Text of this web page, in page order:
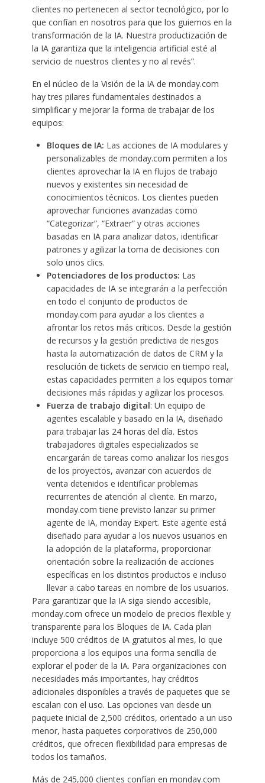
clientes no pertenecen al sector tecnológico, por lo
que confían en nosotros para que los guiemos en la
transformación de la IA. Nuestra productización de
la IA garantiza que la inteligencia artificial esté al
servicio de nuestros clientes y no al revés”.
En el núcleo de la Visión de la IA de monday.com
hay tres pilares fundamentales destinados a
simplificar y mejorar la forma de trabajar de los
equipos:
Bloques de IA: Las acciones de IA modulares y
personalizables de monday.com permiten a los
clientes aprovechar la IA en flujos de trabajo
nuevos y existentes sin necesidad de
conocimientos técnicos. Los clientes pueden
aprovechar funciones avanzadas como
“Categorizar”, “Extraer” y otras acciones
basadas en IA para analizar datos, identificar
patrones y agilizar la toma de decisiones con
solo unos clics.
Potenciadores de los productos: Las
capacidades de IA se integrarán a la perfección
en todo el conjunto de productos de
monday.com para ayudar a los clientes a
afrontar los retos más críticos. Desde la gestión
de recursos y la gestión predictiva de riesgos
hasta la automatización de datos de CRM y la
resolución de tickets de servicio en tiempo real,
estas capacidades permiten a los equipos tomar
decisiones más rápidas y agilizar los procesos.
Fuerza de trabajo digital: Un equipo de
agentes escalable y basado en la IA, diseñado
para trabajar las 24 horas del día. Estos
trabajadores digitales especializados se
encargarán de tareas como analizar los riesgos
de los proyectos, avanzar con acuerdos de
venta detenidos e identificar problemas
recurrentes de atención al cliente. En marzo,
monday.com tiene previsto lanzar su primer
agente de IA, monday Expert. Este agente está
diseñado para ayudar a los nuevos usuarios en
la adopción de la plataforma, proporcionar
orientación sobre la realización de acciones
específicas en los distintos productos e incluso
llevar a cabo tareas en nombre de los usuarios.
Para garantizar que la IA siga siendo accesible,
monday.com ofrece un modelo de precios flexible y
transparente para los Bloques de IA. Cada plan
incluye 500 créditos de IA gratuitos al mes, lo que
proporciona a los equipos una forma sencilla de
explorar el poder de la IA. Para organizaciones con
necesidades más importantes, hay créditos
adicionales disponibles a través de paquetes que se
escalan con el uso. Las opciones van desde un
paquete inicial de 2,500 créditos, orientado a un uso
menor, hasta paquetes corporativos de 250,000
créditos, que ofrecen flexibilidad para empresas de
todos los tamaños.
Más de 245,000 clientes confían en monday.com